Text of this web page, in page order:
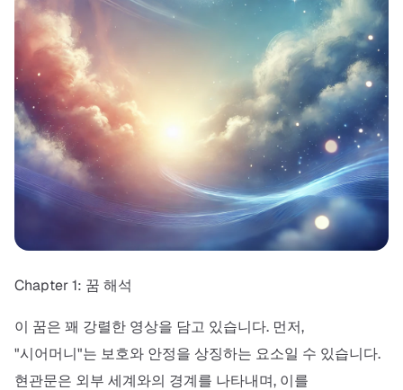
Chapter 1: 꿈 해석
이 꿈은 꽤 강렬한 영상을 담고 있습니다. 먼저,
"시어머니"는 보호와 안정을 상징하는 요소일 수 있습니다.
현관문은 외부 세계와의 경계를 나타내며, 이를